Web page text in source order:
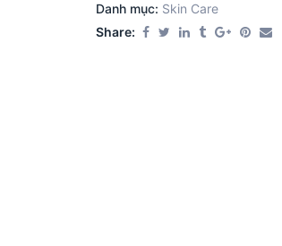
Danh mục: Skin Care​
Share: